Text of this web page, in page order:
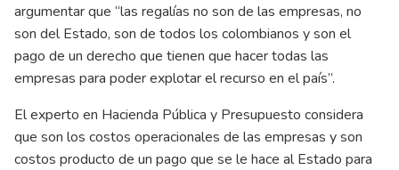
argumentar que “las regalías no son de las empresas, no
son del Estado, son de todos los colombianos y son el
pago de un derecho que tienen que hacer todas las
empresas para poder explotar el recurso en el país”.
El experto en Hacienda Pública y Presupuesto considera
que son los costos operacionales de las empresas y son
costos producto de un pago que se le hace al Estado para